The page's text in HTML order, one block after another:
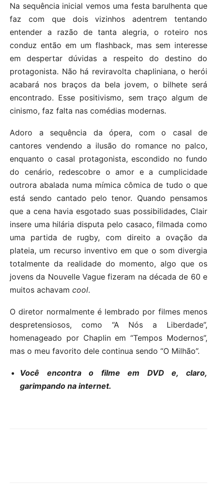
Na sequência inicial vemos uma festa barulhenta que
faz com que dois vizinhos adentrem tentando
entender a razão de tanta alegria, o roteiro nos
conduz então em um flashback, mas sem interesse
em despertar dúvidas a respeito do destino do
protagonista. Não há reviravolta chapliniana, o herói
acabará nos braços da bela jovem, o bilhete será
encontrado. Esse positivismo, sem traço algum de
cinismo, faz falta nas comédias modernas.
Adoro a sequência da ópera, com o casal de
cantores vendendo a ilusão do romance no palco,
enquanto o casal protagonista, escondido no fundo
do cenário, redescobre o amor e a cumplicidade
outrora abalada numa mímica cômica de tudo o que
está sendo cantado pelo tenor. Quando pensamos
que a cena havia esgotado suas possibilidades, Clair
insere uma hilária disputa pelo casaco, filmada como
uma partida de rugby, com direito a ovação da
plateia, um recurso inventivo em que o som divergia
totalmente da realidade do momento, algo que os
jovens da Nouvelle Vague fizeram na década de 60 e
muitos achavam cool.
O diretor normalmente é lembrado por filmes menos
despretensiosos, como “A Nós a Liberdade”,
homenageado por Chaplin em “Tempos Modernos”,
mas o meu favorito dele continua sendo “O Milhão”.
Você encontra o filme em DVD e, claro,
garimpando na internet.